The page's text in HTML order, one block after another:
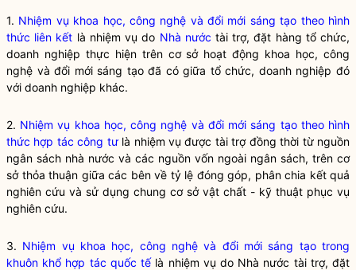
1. Nhiệm vụ khoa học, công nghệ và đổi mới sáng tạo theo hình
thức liên kết là nhiệm vụ do Nhà nước tài trợ, đặt hàng tổ chức,
doanh nghiệp thực hiện trên cơ sở hoạt động khoa học, công
nghệ và đổi mới sáng tạo đã có giữa tổ chức, doanh nghiệp đó
với doanh nghiệp khác.
2. Nhiệm vụ khoa học, công nghệ và đổi mới sáng tạo theo hình
thức hợp tác công tưlà nhiệm vụ được tài trợ đồng thời từ nguồn
ngân sách nhà nước và các nguồn vốn ngoài ngân sách, trên cơ
sở thỏa thuận giữa các bên về tỷ lệ đóng góp, phân chia kết quả
nghiên cứu và sử dụng chung cơ sở vật chất - kỹ thuật phục vụ
nghiên cứu.
3. Nhiệm vụ khoa học, công nghệ và đổi mới sáng tạo trong
khuôn khổ hợp tác quốc tếlà nhiệm vụ do Nhà nước tài trợ, đặt